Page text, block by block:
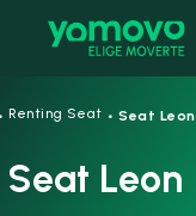
· Renting Seat · Seat Leon
Leon